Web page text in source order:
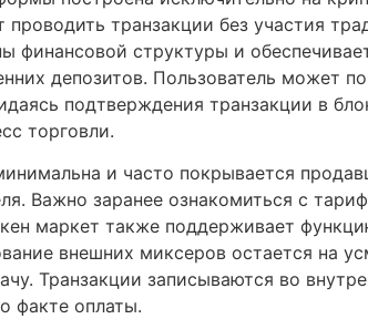
транзакции без участия
финансовой структуры и
депозитов. Пользователь может
подтверждения транзакции в
торговли.
и часто покрывается
Важно заранее ознакомиться с
маркет также поддерживает
внешних миксеров остается на
Транзакции записываются во
факте оплаты.